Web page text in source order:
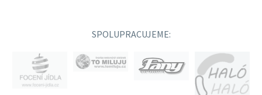
SPOLUPRACUJEME: